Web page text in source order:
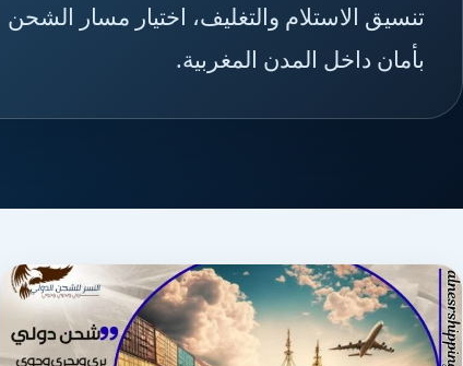
تنسيق الاستلام والتغليف، اختيار مسار
بأمان داخل المدن المغربية.